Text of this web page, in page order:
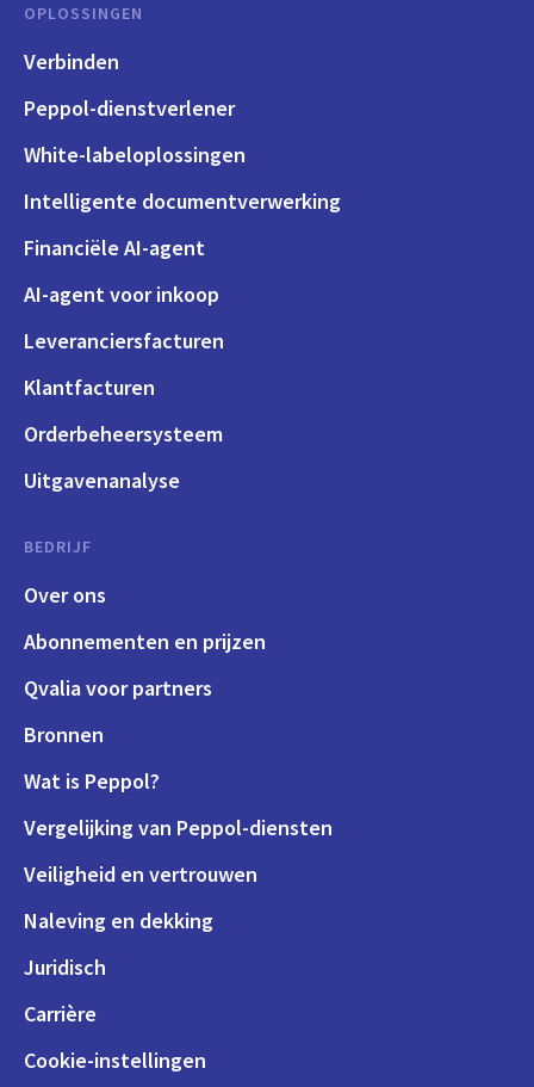
OPLOSSINGEN
Verbinden
Peppol-dienstverlener
White-labeloplossingen
Intelligente documentverwerking
Financiële AI-agent
AI-agent voor inkoop
Leveranciersfacturen
Klantfacturen
Orderbeheersysteem
Uitgavenanalyse
BEDRIJF
Over ons
Abonnementen en prijzen
Qvalia voor partners
Bronnen
Wat is Peppol?
Vergelijking van Peppol-diensten
Veiligheid en vertrouwen
Naleving en dekking
Juridisch
Carrière
Cookie-instellingen